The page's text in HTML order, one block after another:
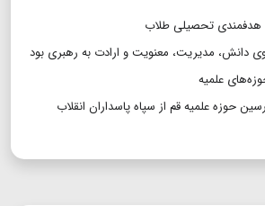
هدفمندی تحصیلی طلاب
دانش، مدیریت، معنویت و ارادت به رهبری بود
حوزه علمیه قم از سپاه پاسداران انقلاب